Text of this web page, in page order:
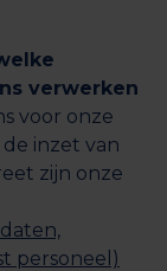
verwerken
voor onze
inzet van
zijn onze
personeel)